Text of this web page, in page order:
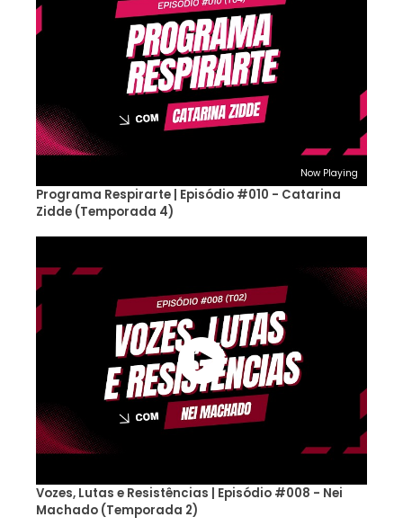
Now Playing
Programa Respirarte | Episódio #010 - Catarina
Zidde (Temporada 4)
Vozes, Lutas e Resistências | Episódio #008 - Nei
Machado (Temporada 2)